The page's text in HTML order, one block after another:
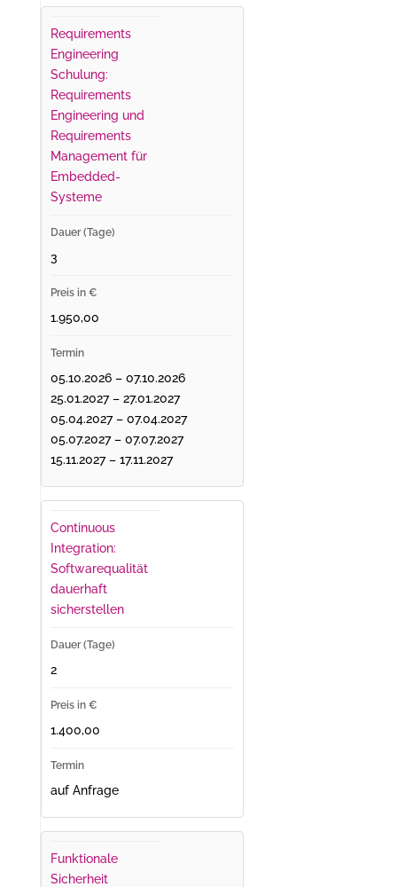
Requirements
Engineering
Schulung:
Requirements
Engineering und
Requirements
Management für
Embedded-
Systeme
3
1.950,00
05.10.2026 – 07.10.2026
25.01.2027 – 27.01.2027
05.04.2027 – 07.04.2027
05.07.2027 – 07.07.2027
15.11.2027 – 17.11.2027
Continuous
Integration:
Softwarequalität
dauerhaft
sicherstellen
2
1.400,00
auf Anfrage
Funktionale
Sicherheit